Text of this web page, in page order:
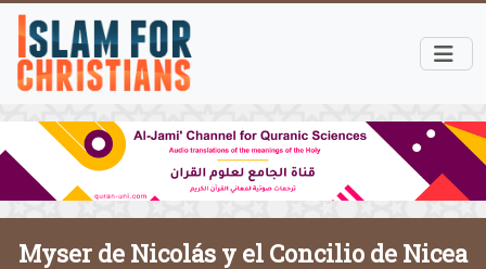
Myser de Nicolás y el Concilio de Nicea